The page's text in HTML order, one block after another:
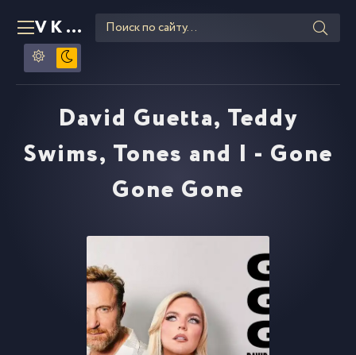
VKLIPE RU
David Guetta, Teddy
Swims, Tones and I - Gone
Gone Gone